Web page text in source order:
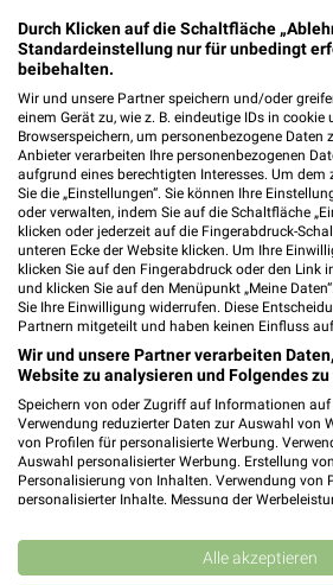
MEHR PROSPEKTE
weekli - Prospekte &
Alle BAUHAUS Angebote immer
kostenlosen weekli App für
✔Standortgenaue Angebote
✔Folge deinem
Einkaufsliste - Einkauf
Durch Klicken auf die Schaltfläche
Standardeinstellung nur für unbedingt
beibehalten.
Wir und unsere Partner speichern und/oder
einem Gerät zu, wie z. B. eindeutige IDs in cookie
Browserspeichern, um personenbezogene Daten
Anbieter verarbeiten Ihre personenbezogenen
aufgrund eines berechtigten Interesses. Um dem
Sie die „Einstellungen“. Sie können Ihre
oder verwalten, indem Sie auf die Schaltfläche
klicken oder jederzeit auf die Fingerabdruck-
unteren Ecke der Website klicken. Um Ihre
klicken Sie auf den Fingerabdruck oder den Link
und klicken Sie auf den Menüpunkt „Meine
Sie Ihre Einwilligung widerrufen. Diese
Partnern mitgeteilt und haben keinen Einfluss
Wir und unsere Partner verarbeiten
Website zu analysieren und Folgendes zu
Speichern von oder Zugriff auf Informationen auf
Verwendung reduzierter Daten zur Auswahl von
von Profilen für personalisierte Werbung.
Auswahl personalisierter Werbung. Erstellung
Personalisierung von Inhalten. Verwendung von
personalisierter Inhalte. Messung der
Kombinationen von Daten aus verschiedenen
Verbesserung der Angebote. Verwendung
von Inhalten.
Alle akzeptieren